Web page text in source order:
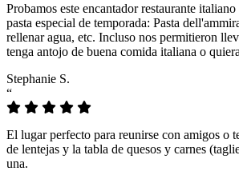
Probamos este encantador restaurante
pasta especial de temporada: Pasta
rellenar agua, etc. Incluso nos permitieron
tenga antojo de buena comida italiana o
Stephanie S.
“
El lugar perfecto para reunirse con amigos o
de lentejas y la tabla de quesos y carnes
una.